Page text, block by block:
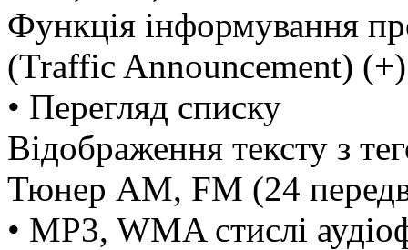
Функція інформування
(Traffic Announcement)
• Перегляд списку
Відображення тексту з
Тюнер AM, FM (24
• MP3, WMA стислі